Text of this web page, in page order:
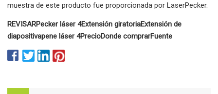
muestra de este producto fue proporcionada por LaserPecker.
REVISARPecker láser 4Extensión giratoriaExtensión de
diapositivapene láser 4PrecioDonde comprarFuente